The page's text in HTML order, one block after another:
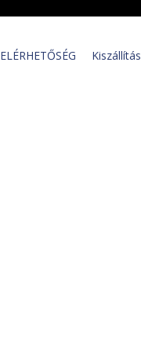
ELÉRHETŐSÉG Kiszállítás